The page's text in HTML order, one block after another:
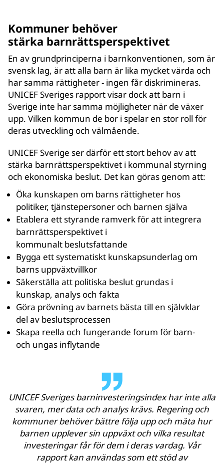
Kommuner behöver
stärka barnrättsperspektivet
En av grundprinciperna i barnkonventionen, som är
svensk lag, är att alla barn är lika mycket värda och
har samma rättigheter - ingen får diskrimineras.
UNICEF Sveriges rapport visar dock att barn i
Sverige inte har samma möjligheter när de växer
upp. Vilken kommun de bor i spelar en stor roll för
deras utveckling och välmående.
UNICEF Sverige ser därför ett stort behov av att
stärka barnrättsperspektivet i kommunal styrning
och ekonomiska beslut. Det kan göras genom att:
Öka kunskapen om barns rättigheter hos
politiker, tjänstepersoner och barnen själva
Etablera ett styrande ramverk för att integrera
barnrättsperspektivet i
kommunalt beslutsfattande
Bygga ett systematiskt kunskapsunderlag om
barns uppväxtvillkor
Säkerställa att politiska beslut grundas i
kunskap, analys och fakta
Göra prövning av barnets bästa till en självklar
del av beslutsprocessen
Skapa reella och fungerande forum för barn-
och ungas inflytande
UNICEF Sveriges barninvesteringsindex har inte alla
svaren, mer data och analys krävs. Regering och
kommuner behöver bättre följa upp och mäta hur
barnen upplever sin uppväxt och vilka resultat
investeringar får för dem i deras vardag. Vår
rapport kan användas som ett stöd av